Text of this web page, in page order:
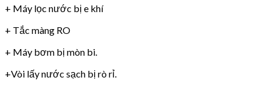
+ Máy lọc nước bị e khí
+ Tắc màng RO
+ Máy bơm bị mòn bi.
+Vòi lấy nước sạch bị rò rỉ.